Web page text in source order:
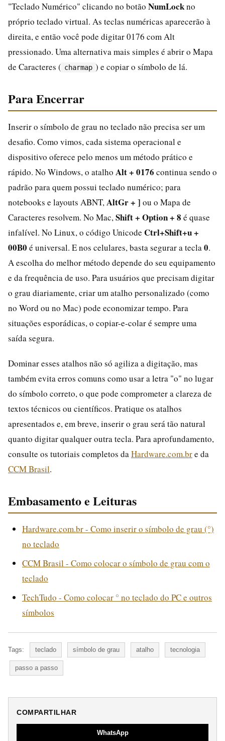
"Teclado Numérico" clicando no botão NumLockno
próprio teclado virtual. As teclas numéricas aparecerão à
direita, e então você pode digitar 0176 com Alt
pressionado. Uma alternativa mais simples é abrir o Mapa
de Caracteres ( charmap ) e copiar o símbolo de lá.
Para Encerrar
Inserir o símbolo de grau no teclado não precisa ser um
desafio. Como vimos, cada sistema operacional e
dispositivo oferece pelo menos um método prático e
rápido. No Windows, o atalho Alt + 0176 continua sendo o
padrão para quem possui teclado numérico; para
notebooks e layouts ABNT, AltGr + ] ou o Mapa de
Caracteres resolvem. No Mac, Shift + Option + 8 é quase
infalível. No Linux, o código Unicode Ctrl+Shift+u +
00B0 é universal. E nos celulares, basta segurar a tecla 0.
A escolha do melhor método depende do seu equipamento
e da frequência de uso. Para usuários que precisam digitar
o grau diariamente, criar um atalho personalizado (como
no Word ou no Mac) pode economizar tempo. Para
situações esporádicas, o copiar-e-colar é sempre uma
saída segura.
Dominar esses atalhos não só agiliza a digitação, mas
também evita erros comuns como usar a letra "o" no lugar
do símbolo correto, o que pode comprometer a clareza de
textos técnicos ou científicos. Pratique os atalhos
apresentados e, em breve, inserir o grau será tão natural
quanto digitar qualquer outra tecla. Para aprofundamento,
consulte os tutoriais completos da Hardware.com.bre da
CCM Brasil.
Embasamento e Leituras
Hardware.com.br - Como inserir o símbolo de grau (°)
no teclado
CCM Brasil - Como colocar o símbolo de grau com o
teclado
TechTudo - Como colocar ° no teclado do PC e outros
símbolos
Tags: teclado símbolo de grau atalho tecnologia
passo a passo
COMPARTILHAR
WhatsApp